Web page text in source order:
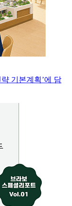
기본계획’에 담